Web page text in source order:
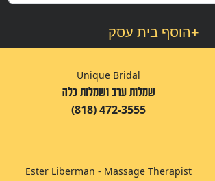
הוסף בית עסק+
Unique Bridal
שמלות ערב ושמלות כלה
(818) 472-3555
Ester Liberman - Massage Therapist